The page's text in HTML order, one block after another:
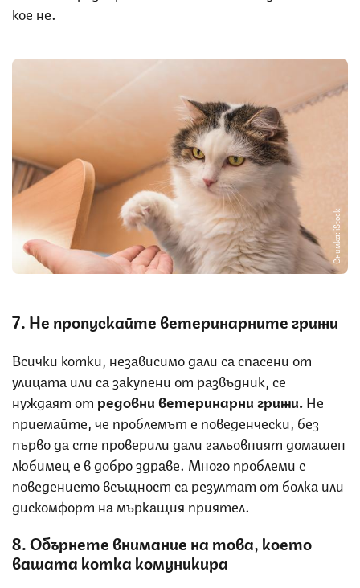
кое не.
Снимка: iStock
7. Не пропускайте ветеринарните грижи
Всички котки, независимо дали са спасени от
улицата или са закупени от развъдник, се
нуждаят от редовни ветеринарни грижи. Не
приемайте, че проблемът е поведенчески, без
първо да сте проверили дали гальовният домашен
любимец е в добро здраве. Много проблеми с
поведението всъщност са резултат от болка или
дискомфорт на мъркащия приятел.
8. Обърнете внимание на това, което
вашата котка комуникира